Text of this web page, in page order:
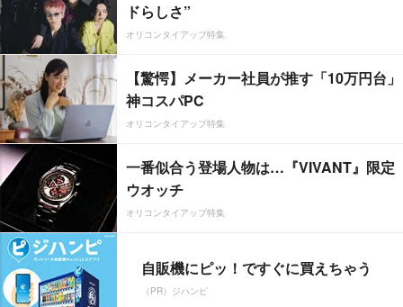
ドらしさ”
オリコンタイアップ特集
【驚愕】メーカー社員が推す「10万円台」
神コスパPC
オリコンタイアップ特集
一番似合う登場人物は…『VIVANT』限定
ウオッチ
オリコンタイアップ特集
自販機にピッ！ですぐに買えちゃう
（PR）ジハンピ